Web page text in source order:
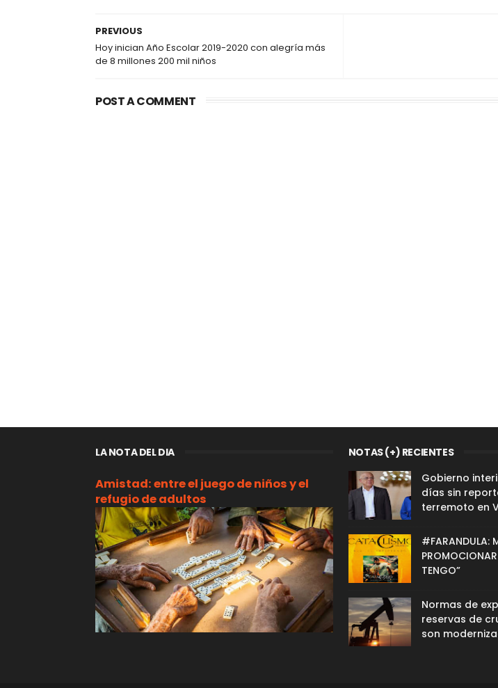
PREVIOUS
Hoy inician Año Escolar 2019-2020 con alegría más
de 8 millones 200 mil niños
POST A COMMENT
LA NOTA DEL DIA
Amistad: entre el juego de niños y el
refugio de adultos
NOTAS (+) RECIENTES
Gobierno
días sin
terremoto en
#FARANDULA:
TENGO”
Normas de
reservas de
son